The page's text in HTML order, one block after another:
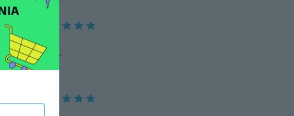
shipping.